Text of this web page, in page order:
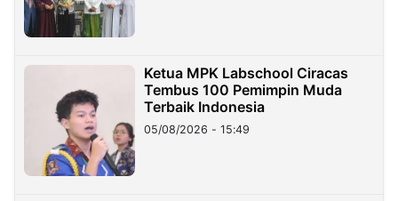
Ketua MPK Labschool Ciracas
Tembus 100 Pemimpin Muda
Terbaik Indonesia
05/08/2026 - 15:49